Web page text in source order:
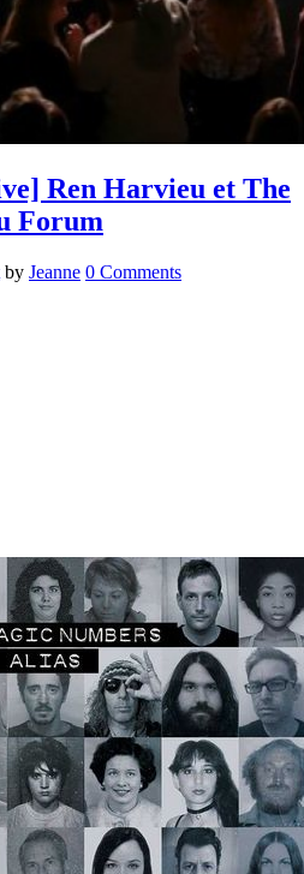
Ren Harvieu et The
Forum
by Jeanne 0 Comments